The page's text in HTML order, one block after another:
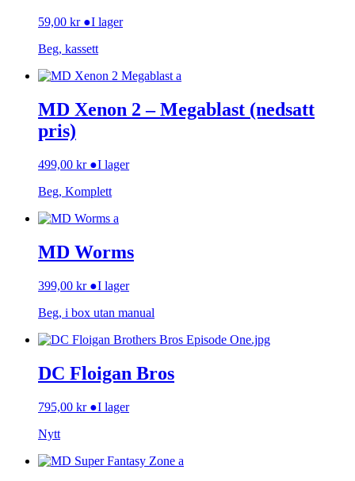
59,00 kr ●I lager
Beg, kassett
MD Xenon 2 – Megablast (nedsatt
pris)
499,00 kr ●I lager
Beg, Komplett
MD Worms
399,00 kr ●I lager
Beg, i box utan manual
DC Floigan Bros
795,00 kr ●I lager
Nytt